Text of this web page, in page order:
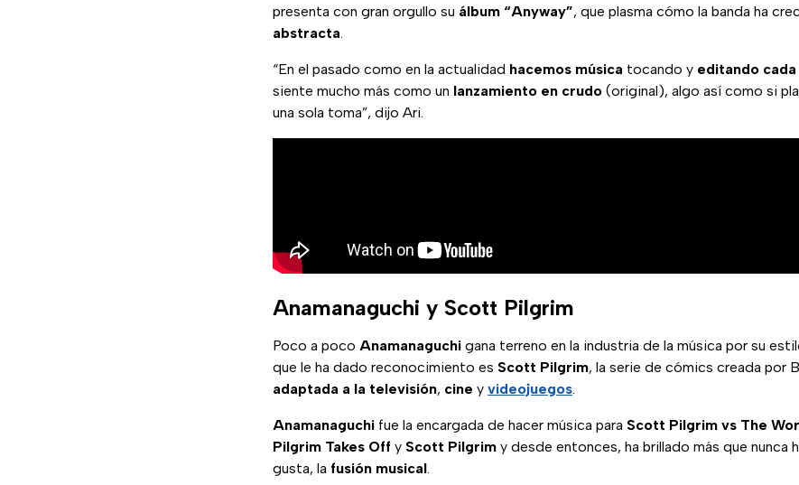
presenta con gran orgullo su álbum “Anyway”, que plasma cómo la banda ha
abstracta.
“En el pasado como en la actualidad hacemos música tocando y editando
siente mucho más como un lanzamiento en crudo (original), algo así como si
una sola toma”, dijo Ari.
Anamanaguchi y Scott Pilgrim
Poco a poco Anamanaguchi gana terreno en la industria de la música por su
que le ha dado reconocimiento es Scott Pilgrim, la serie de cómics creada por
adaptada a la televisión, cine y videojuegos.
Anamanaguchi fue la encargada de hacer música para Scott Pilgrim vs The
Pilgrim Takes Off y Scott Pilgrim y desde entonces, ha brillado más que nunca
gusta, la fusión musical.